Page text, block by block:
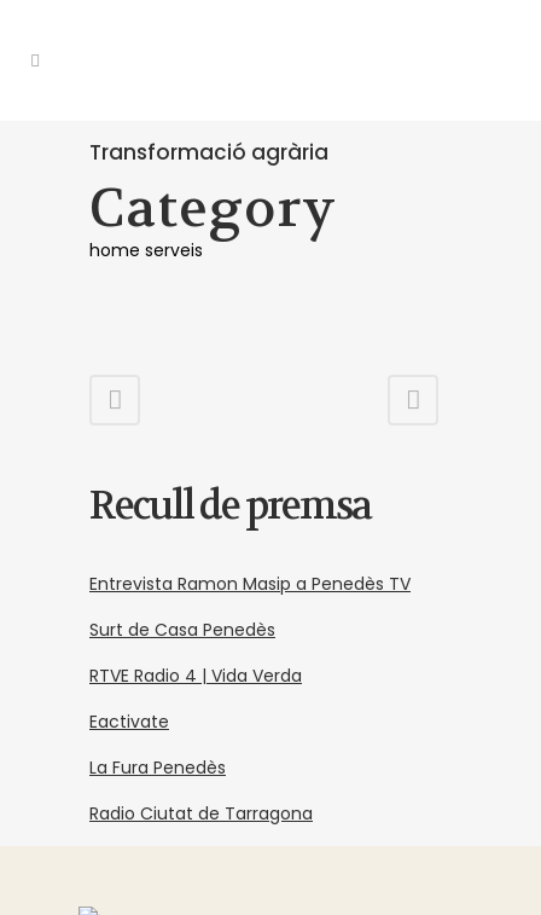
Transformació agrària
Category
home serveis
Recull de premsa
Entrevista Ramon Masip a Penedès TV
Surt de Casa Penedès
RTVE Radio 4 | Vida Verda
Eactivate
La Fura Penedès
Radio Ciutat de Tarragona